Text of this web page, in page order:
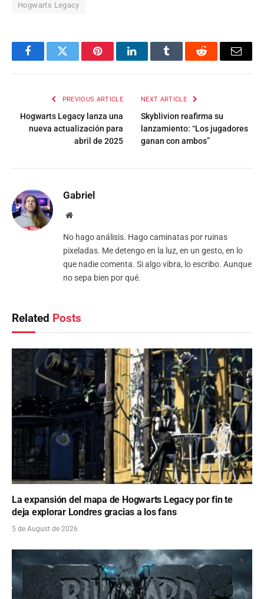
Hogwarts Legacy
FacebookTwitter PinterestLinkedInTumblr Reddit Email
PREVIOUS ARTICLE
Hogwarts Legacy lanza una
nueva actualización para
abril de 2025
NEXT ARTICLE
Skyblivion reafirma su
lanzamiento: “Los jugadores
ganan con ambos”
Gabriel
Website
No hago análisis. Hago caminatas por ruinas
pixeladas. Me detengo en la luz, en un gesto, en lo
que nadie comenta. Si algo vibra, lo escribo. Aunque
no sepa bien por qué.
Related Posts
La expansión del mapa de Hogwarts Legacy por fin te
deja explorar Londres gracias a los fans
5 de August de 2026